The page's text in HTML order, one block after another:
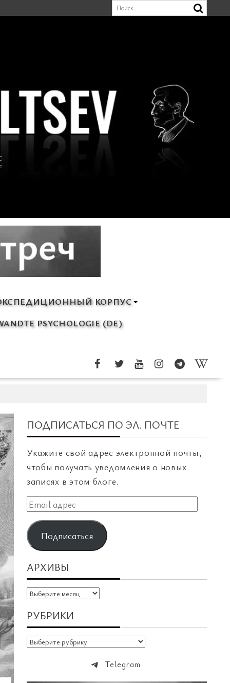
КОРПУС
PSYCHOLOGIE (DE)
ПОДПИСАТЬСЯ ПО ЭЛ. ПОЧТЕ
Укажите свой адрес электронной почты,
чтобы получать уведомления о новых
записях в этом блоге.
Email
адрес
Подписаться
АРХИВЫ
Архивы
РУБРИКИ
Рубрики
Telegram